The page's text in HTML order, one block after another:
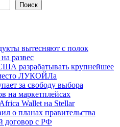
Поиск
вытесняют с полок
развес
разрабатывать крупнейшее
ЛУКОЙЛа
за свободу выбора
на маркетплейсах
Wallet на Stellar
о планах правительства
договор с РФ